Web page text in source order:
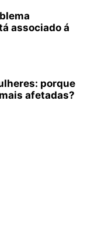
associado á
porque
afetadas?